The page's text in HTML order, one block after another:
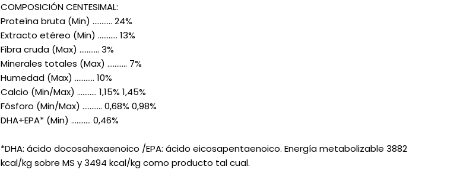
COMPOSICIÓN CENTESIMAL:
Proteína bruta (Min) ........... 24%
Extracto etéreo (Min) ........... 13%
Fibra cruda (Max) ........... 3%
Minerales totales (Max) ........... 7%
Humedad (Max) ........... 10%
Calcio (Min/Max) ........... 1,15% 1,45%
Fósforo (Min/Max) ........... 0,68% 0,98%
DHA+EPA* (Min) ........... 0,46%
*DHA: ácido docosahexaenoico /EPA: ácido eicosapentaenoico. Energía metabolizable 3882
kcal/kg sobre MS y 3494 kcal/kg como producto tal cual.